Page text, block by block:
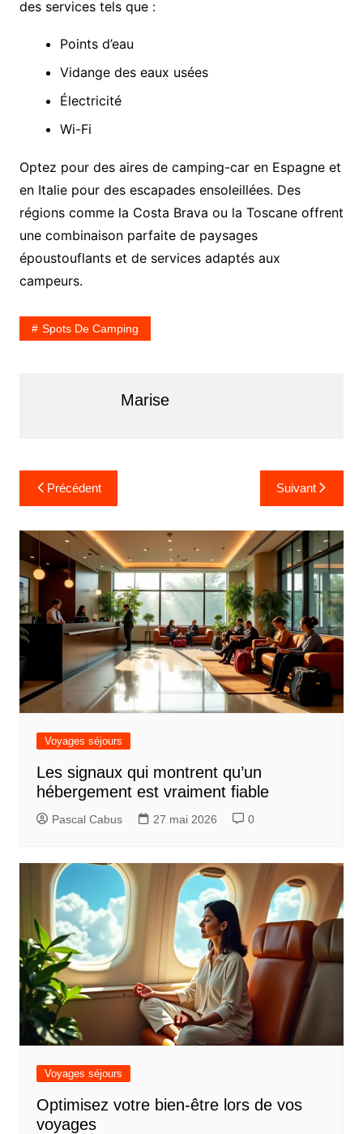
des services tels que :
Points d’eau
Vidange des eaux usées
Électricité
Wi-Fi
Optez pour des aires de camping-car en Espagne et
en Italie pour des escapades ensoleillées. Des
régions comme la Costa Brava ou la Toscane offrent
une combinaison parfaite de paysages
époustouflants et de services adaptés aux
campeurs.
Spots De Camping
Marise
a
v
i
g
a
t
i
o
n
r
c
l
e
Précédent Suivant
Voyages séjours
Les signaux qui montrent qu’un
hébergement est vraiment fiable
Pascal Cabus 27 mai 2026 0
Voyages séjours
Optimisez votre bien-être lors de vos
voyages